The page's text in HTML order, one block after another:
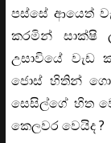
පස්සේ ආයෙත්
කරමින් සාක්ෂි
උසාවියේ වැඩ
ජොස් හිතින්
සෙසිල්ගේ හිත
කෙලවර වෙයිද ?